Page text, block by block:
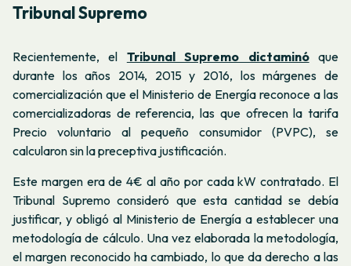
Tribunal Supremo
Recientemente, el Tribunal Supremo dictaminóque
durante los años 2014, 2015 y 2016, los márgenes de
comercialización que el Ministerio de Energía reconoce a las
comercializadoras de referencia, las que ofrecen la tarifa
Precio voluntario al pequeño consumidor (PVPC), se
calcularon sin la preceptiva justificación.
Este margen era de 4€ al año por cada kW contratado. El
Tribunal Supremo consideró que esta cantidad se debía
justificar, y obligó al Ministerio de Energía a establecer una
metodología de cálculo. Una vez elaborada la metodología,
el margen reconocido ha cambiado, lo que da derecho a las